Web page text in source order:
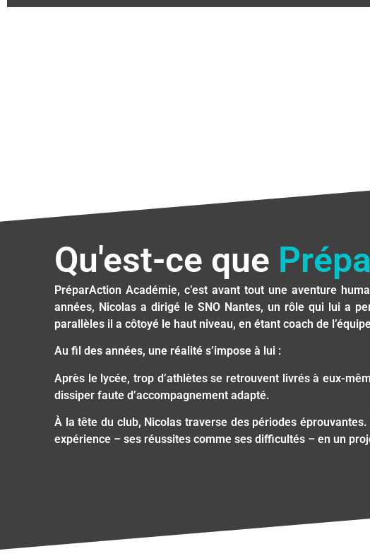
Qu'est-ce que
PréparAction Académie, c’est avant tout une aventure
années, Nicolas a dirigé le SNO Nantes, un rôle qui lui a
parallèles il a côtoyé le haut niveau, en étant coach de
Au fil des années, une réalité s’impose à lui :
Après le lycée, trop d’athlètes se retrouvent livrés à eux-
dissiper faute d’accompagnement adapté.
À la tête du club, Nicolas traverse des périodes
expérience – ses réussites comme ses difficultés – en un